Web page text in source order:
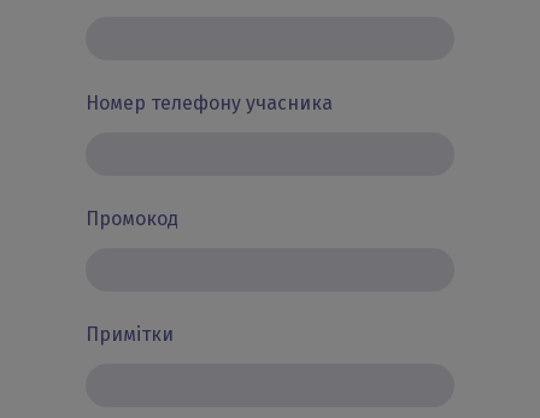
Номер телефону учасника
Промокод
Примітки